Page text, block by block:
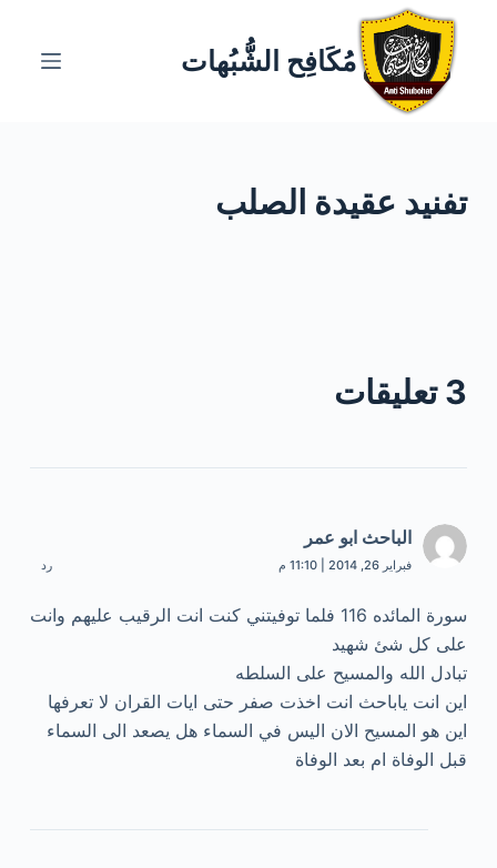
مُكَافِح الشُّبُهات
تفنيد عقيدة الصلب
3 تعليقات
الباحث ابو عمر
فبراير 26, 2014 | 11:10 م رد
سورة المائده 116 فلما توفيتني كنت انت الرقيب عليهم وانت
على كل شئ شهيد
تبادل الله والمسيح على السلطه
اين انت ياباحث انت اخذت صفر حتى ايات القران لا تعرفها
اين هو المسيح الان اليس في السماء هل يصعد الى السماء
قبل الوفاة ام بعد الوفاة